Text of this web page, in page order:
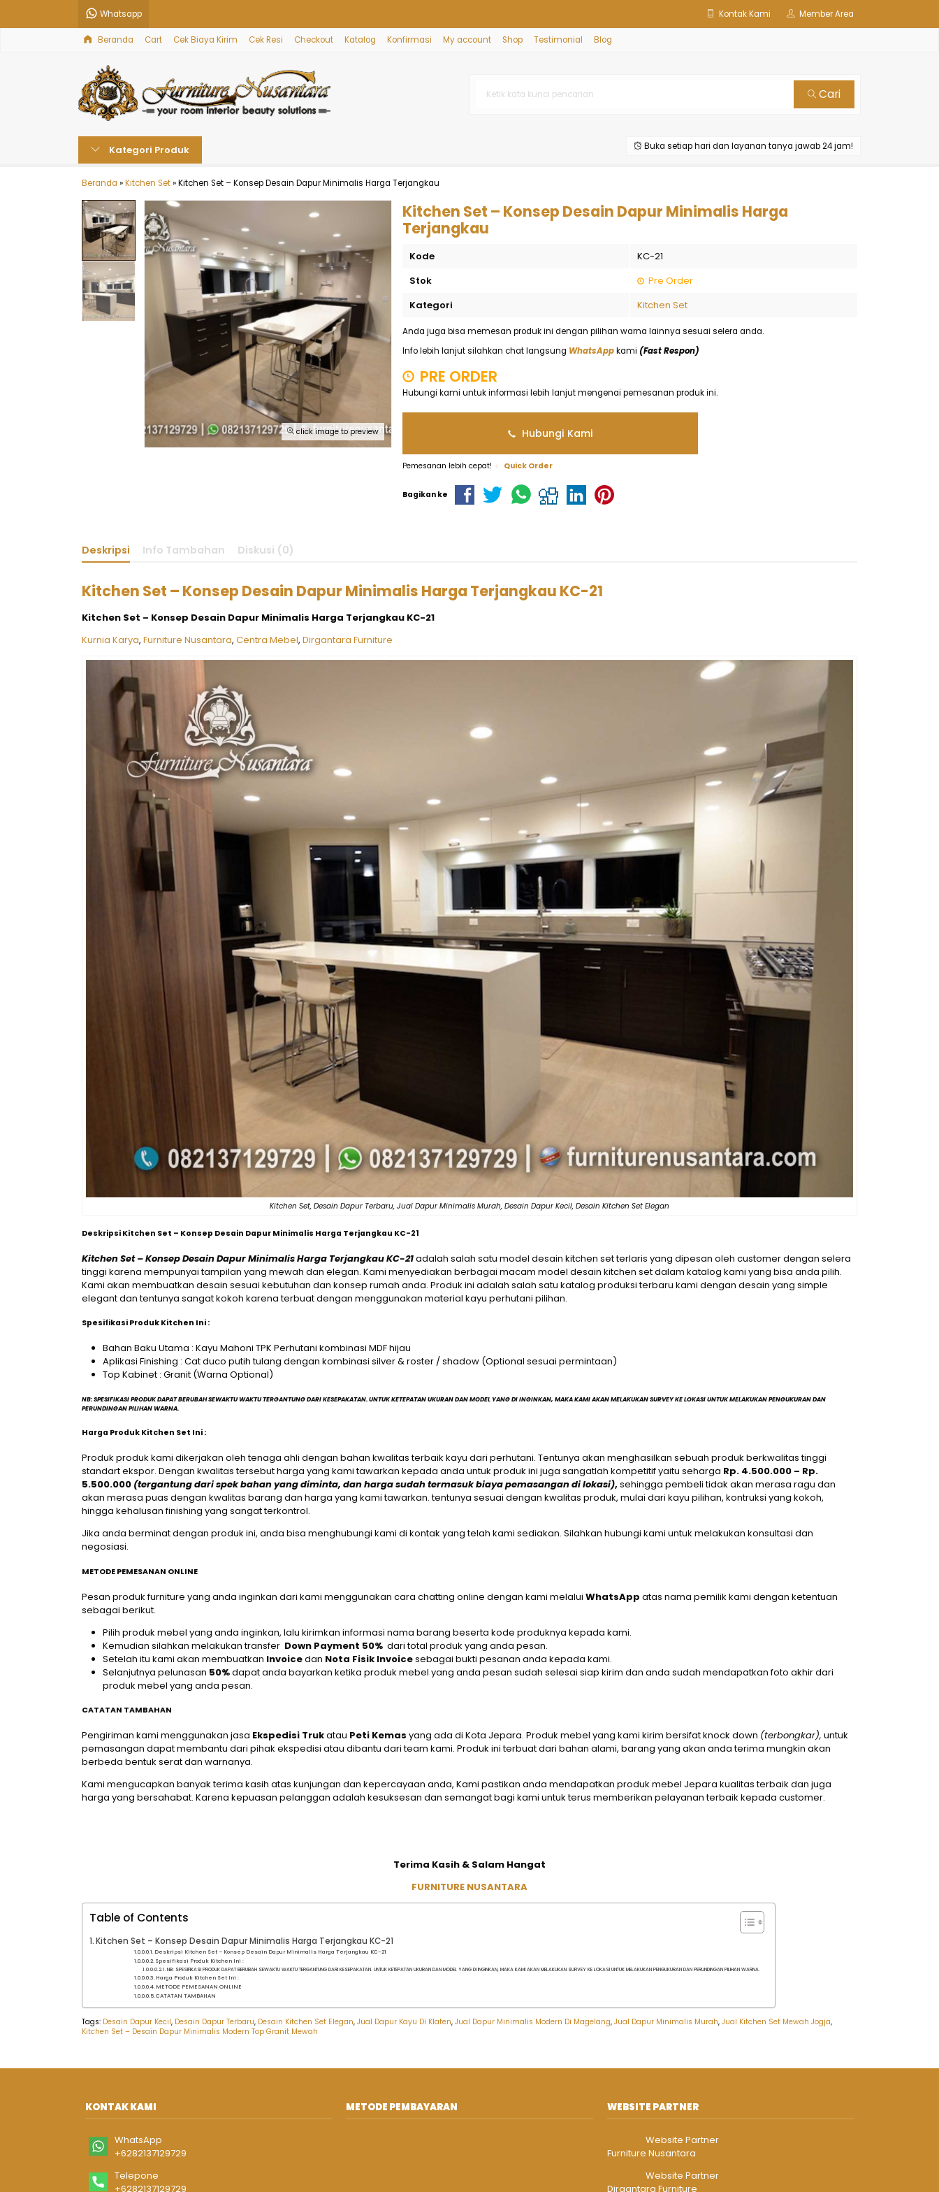
Whatsapp Kontak Kami Member Area
Beranda Cart Cek Biaya Kirim Cek Resi Checkout Katalog Konfirmasi My account Shop Testimonial Blog
Cari
Kategori Produk Buka setiap hari dan layanan tanya jawab 24 jam!
Beranda »Kitchen Set»Kitchen Set – Konsep Desain Dapur Minimalis Harga Terjangkau
click image to preview
Kitchen Set – Konsep Desain Dapur Minimalis Harga
Terjangkau
Kode
KC-21
Stok
Pre Order
Kategori
Kitchen Set
Anda juga bisa memesan produk ini dengan pilihan warna lainnya sesuai selera anda.
Info lebih lanjut silahkan chat langsung WhatsAppkami (Fast Respon)
PRE ORDER
Hubungi kami untuk informasi lebih lanjut mengenai pemesanan produk ini.
Hubungi Kami
Pemesanan lebih cepat! Quick Order
Bagikan ke
Deskripsi Info Tambahan Diskusi (0)
Kitchen Set – Konsep Desain Dapur Minimalis Harga Terjangkau KC-21
Kitchen Set – Konsep Desain Dapur Minimalis Harga Terjangkau KC-21
Kurnia Karya, Furniture Nusantara, Centra Mebel, Dirgantara Furniture
Kitchen Set, Desain Dapur Terbaru, Jual Dapur Minimalis Murah, Desain Dapur Kecil, Desain Kitchen Set Elegan
Deskripsi Kitchen Set – Konsep Desain Dapur Minimalis Harga Terjangkau KC-21
Kitchen Set – Konsep Desain Dapur Minimalis Harga Terjangkau KC-21adalah salah satu model desain kitchen set terlaris yang dipesan oleh customer dengan selera
tinggi karena mempunyai tampilan yang mewah dan elegan. Kami menyediakan berbagai macam model desain kitchen set dalam katalog kami yang bisa anda pilih.
Kami akan membuatkan desain sesuai kebutuhan dan konsep rumah anda. Produk ini adalah salah satu katalog produksi terbaru kami dengan desain yang simple
elegant dan tentunya sangat kokoh karena terbuat dengan menggunakan material kayu perhutani pilihan.
Spesifikasi Produk Kitchen Ini :
Bahan Baku Utama : Kayu Mahoni TPK Perhutani kombinasi MDF hijau
Aplikasi Finishing : Cat duco putih tulang dengan kombinasi silver & roster / shadow (Optional sesuai permintaan)
Top Kabinet : Granit (Warna Optional)
NB: SPESIFIKASI PRODUK DAPAT BERUBAH SEWAKTU WAKTU TERGANTUNG DARI KESEPAKATAN. UNTUK KETEPATAN UKURAN DAN MODEL YANG DI INGINKAN, MAKA KAMI AKAN MELAKUKAN SURVEY KE LOKASI UNTUK MELAKUKAN PENGUKURAN DAN
PERUNDINGAN PILIHAN WARNA.
Harga Produk Kitchen Set Ini :
Produk produk kami dikerjakan oleh tenaga ahli dengan bahan kwalitas terbaik kayu dari perhutani. Tentunya akan menghasilkan sebuah produk berkwalitas tinggi
standart ekspor. Dengan kwalitas tersebut harga yang kami tawarkan kepada anda untuk produk ini juga sangatlah kompetitif yaitu seharga Rp. 4.500.000 – Rp.
5.500.000 (tergantung dari spek bahan yang diminta, dan harga sudah termasuk biaya pemasangan di lokasi), sehingga pembeli tidak akan merasa ragu dan
akan merasa puas dengan kwalitas barang dan harga yang kami tawarkan. tentunya sesuai dengan kwalitas produk, mulai dari kayu pilihan, kontruksi yang kokoh,
hingga kehalusan finishing yang sangat terkontrol.
Jika anda berminat dengan produk ini, anda bisa menghubungi kami di kontak yang telah kami sediakan. Silahkan hubungi kami untuk melakukan konsultasi dan
negosiasi.
METODE PEMESANAN ONLINE
Pesan produk furniture yang anda inginkan dari kami menggunakan cara chatting online dengan kami melalui WhatsApp atas nama pemilik kami dengan ketentuan
sebagai berikut.
Pilih produk mebel yang anda inginkan, lalu kirimkan informasi nama barang beserta kode produknya kepada kami.
Kemudian silahkan melakukan transfer Down Payment 50% dari total produk yang anda pesan.
Setelah itu kami akan membuatkan Invoicedan Nota Fisik Invoicesebagai bukti pesanan anda kepada kami.
Selanjutnya pelunasan 50%dapat anda bayarkan ketika produk mebel yang anda pesan sudah selesai siap kirim dan anda sudah mendapatkan foto akhir dari
produk mebel yang anda pesan.
CATATAN TAMBAHAN
Pengiriman kami menggunakan jasa Ekspedisi Trukatau Peti Kemas yang ada di Kota Jepara. Produk mebel yang kami kirim bersifat knock down (terbongkar), untuk
pemasangan dapat membantu dari pihak ekspedisi atau dibantu dari team kami. Produk ini terbuat dari bahan alami, barang yang akan anda terima mungkin akan
berbeda bentuk serat dan warnanya.
Kami mengucapkan banyak terima kasih atas kunjungan dan kepercayaan anda, Kami pastikan anda mendapatkan produk mebel Jepara kualitas terbaik dan juga
harga yang bersahabat. Karena kepuasan pelanggan adalah kesuksesan dan semangat bagi kami untuk terus memberikan pelayanan terbaik kepada customer.
Terima Kasih & Salam Hangat
FURNITURE NUSANTARA
Table of Contents
Kitchen Set – Konsep Desain Dapur Minimalis Harga Terjangkau KC-21
Deskripsi Kitchen Set – Konsep Desain Dapur Minimalis Harga Terjangkau KC-21
Spesifikasi Produk Kitchen Ini :
NB: SPESIFIKASI PRODUK DAPAT BERUBAH SEWAKTU WAKTU TERGANTUNG DARI KESEPAKATAN. UNTUK KETEPATAN UKURAN DAN MODEL YANG DI INGINKAN, MAKA KAMI AKAN MELAKUKAN SURVEY KE LOKASI UNTUK MELAKUKAN PENGUKURAN DAN PERUNDINGAN PILIHAN WARNA.
Harga Produk Kitchen Set Ini :
METODE PEMESANAN ONLINE
CATATAN TAMBAHAN
Tags: Desain Dapur Kecil, Desain Dapur Terbaru, Desain Kitchen Set Elegan, Jual Dapur Kayu Di Klaten, Jual Dapur Minimalis Modern Di Magelang, Jual Dapur Minimalis Murah, Jual Kitchen Set Mewah Jogja,
Kitchen Set – Desain Dapur Minimalis Modern Top Granit Mewah
KONTAK KAMI
WhatsApp
+6282137129729
Telepone
+6282137129729
METODE PEMBAYARAN WEBSITE PARTNER
Website Partner
Furniture Nusantara
Website Partner
Dirgantara Furniture